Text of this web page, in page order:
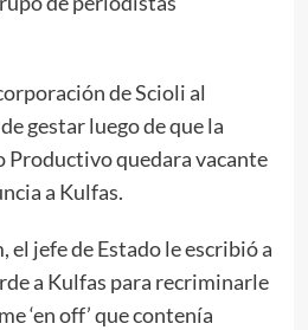
de Scioli al
gestar luego de que la
Productivo quedara vacante
a Kulfas.
el jefe de Estado le escribió a
a Kulfas para recriminarle
‘en off’ que contenía